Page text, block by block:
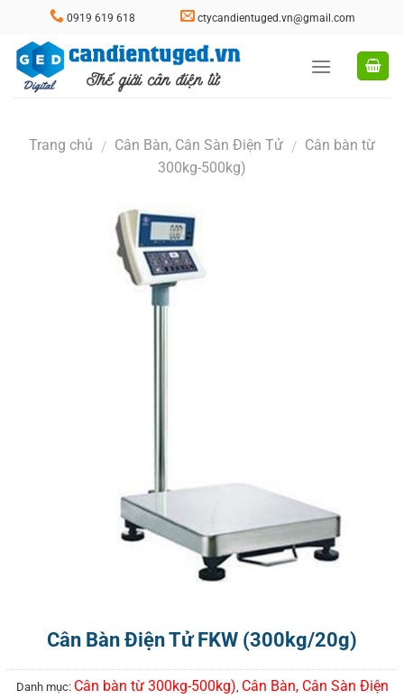
content
0919 619 618 ctycandientuged.vn@gmail.com
Trang chủ / Cân Bàn, Cân Sàn Điện Tử / Cân bàn từ
300kg-500kg)
Cân Bàn Điện Tử FKW (300kg/20g)
Danh mục: Cân bàn từ 300kg-500kg), Cân Bàn, Cân Sàn Điện